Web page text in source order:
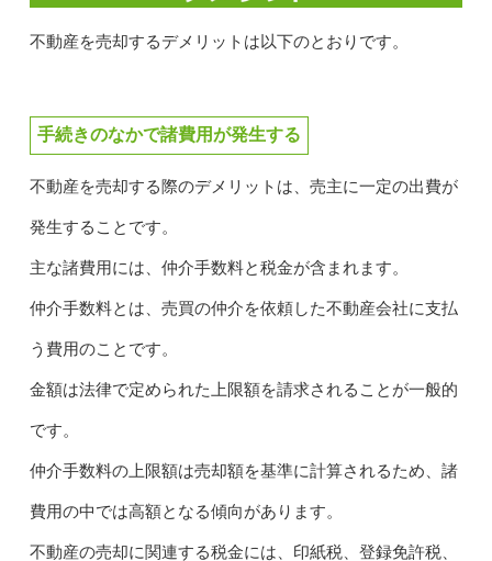
不動産を売却するデメリットは以下のとおりです。
手続きのなかで諸費用が発生する
不動産を売却する際のデメリットは、売主に一定の出費が
発生することです。
主な諸費用には、仲介手数料と税金が含まれます。
仲介手数料とは、売買の仲介を依頼した不動産会社に支払
う費用のことです。
金額は法律で定められた上限額を請求されることが一般的
です。
仲介手数料の上限額は売却額を基準に計算されるため、諸
費用の中では高額となる傾向があります。
不動産の売却に関連する税金には、印紙税、登録免許税、